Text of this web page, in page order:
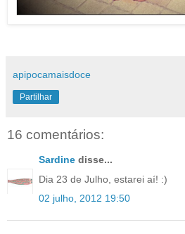
apipocamaisdoce
Partilhar
16 comentários:
Sardine disse...
Dia 23 de Julho, estarei aí! :)
02 julho, 2012 19:50